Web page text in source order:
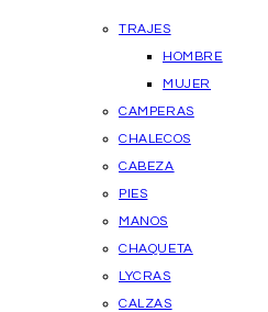
TRAJES
HOMBRE
MUJER
CAMPERAS
CHALECOS
CABEZA
PIES
MANOS
CHAQUETA
LYCRAS
CALZAS